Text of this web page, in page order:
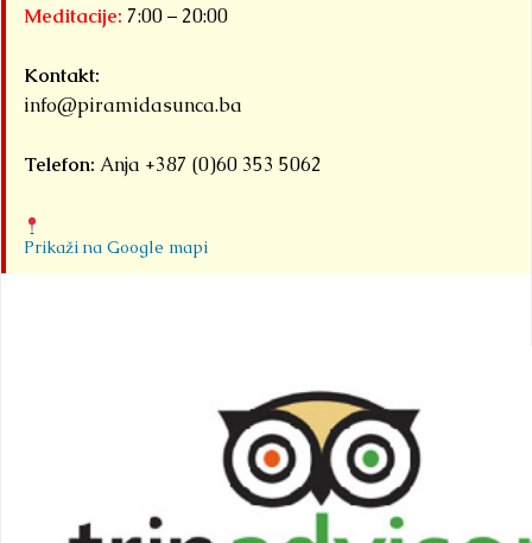
Meditacije: 7:00 – 20:00
Kontakt:
info@piramidasunca.ba
Telefon: Anja +387 (0)60 353 5062
Prikaži na Google mapi